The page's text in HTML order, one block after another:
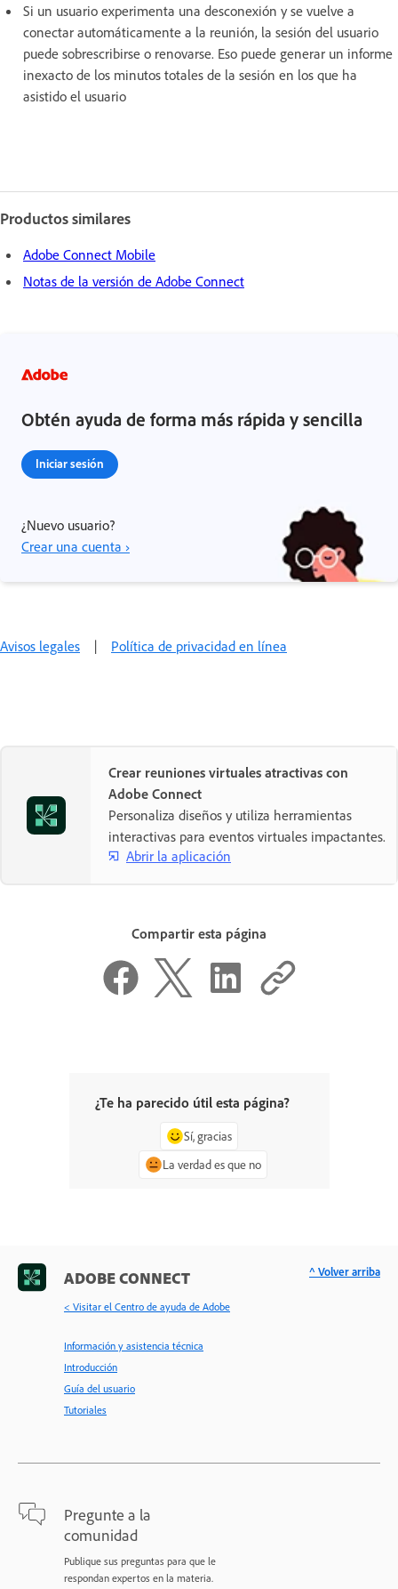
Si un usuario experimenta una desconexión y se vuelve a
conectar automáticamente a la reunión, la sesión del usuario
puede sobrescribirse o renovarse. Eso puede generar un informe
inexacto de los minutos totales de la sesión en los que ha
asistido el usuario
Productos similares
Adobe Connect Mobile
Notas de la versión de Adobe Connect
Obtén ayuda de forma más rápida y sencilla
Iniciar sesión
¿Nuevo usuario?
Crear una cuenta ›
Avisos legales | Política de privacidad en línea
Crear reuniones virtuales atractivas con
Adobe Connect
Personaliza diseños y utiliza herramientas
interactivas para eventos virtuales impactantes.
Abrir la aplicación
Compartir esta página
¿Te ha parecido útil esta página?
Sí, gracias
La verdad es que no
ADOBE CONNECT
< Visitar el Centro de ayuda de Adobe
Información y asistencia técnica
Introducción
Guía del usuario
Tutoriales
Pregunte a la
comunidad
Publique sus preguntas para que le
respondan expertos en la materia.
^ Volver arriba